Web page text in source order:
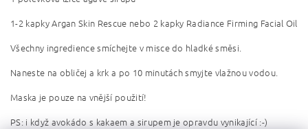
1-2 kapky Argan Skin Rescue nebo 2 kapky Radiance Firming Facial Oil
Všechny ingredience smíchejte v misce do hladké směsi.
Naneste na obličej a krk a po 10 minutách smyjte vlažnou vodou.
Maska je pouze na vnější použití!
PS: i když avokádo s kakaem a sirupem je opravdu vynikající :-)